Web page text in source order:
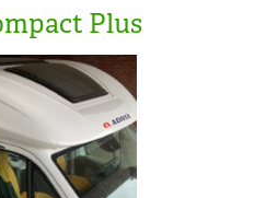
Plus